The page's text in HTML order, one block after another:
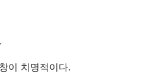
이 치명적이다.